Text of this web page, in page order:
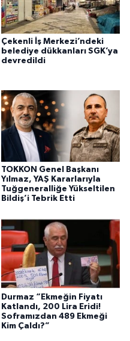
Çekenli İş Merkezi’ndeki
belediye dükkanları SGK’ya
devredildi
TOKKON Genel Başkanı
Yılmaz, YAŞ Kararlarıyla
Tuğgeneralliğe Yükseltilen
Bildiş’i Tebrik Etti
Durmaz “Ekmeğin Fiyatı
Katlandı, 200 Lira Eridi!
Soframızdan 489 Ekmeği
Kim Çaldı?”